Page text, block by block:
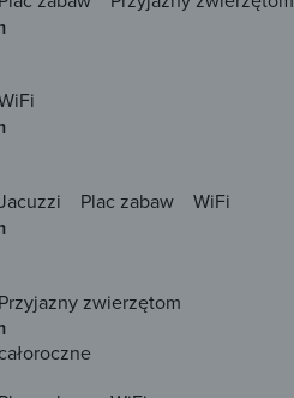
Plac zabaw WiFi
Przyjazny zwierzętom